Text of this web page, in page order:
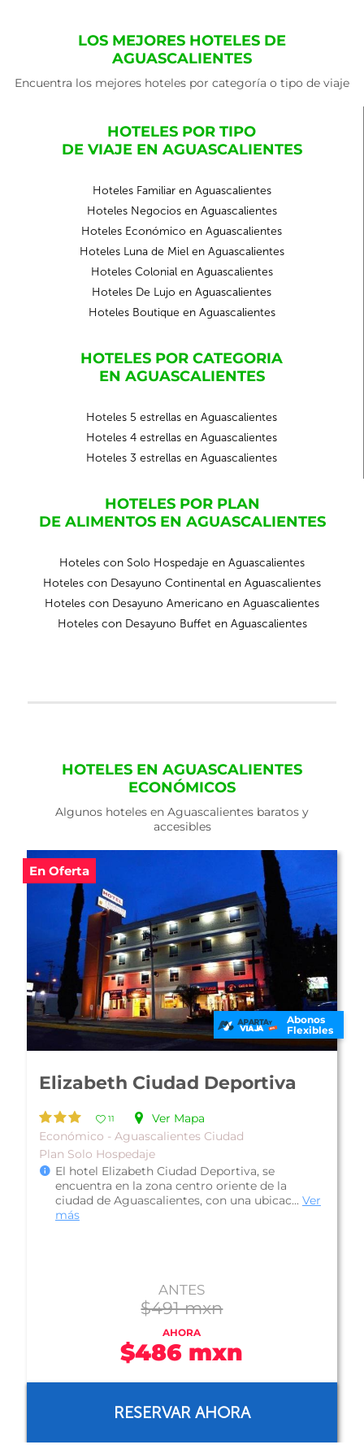
LOS MEJORES HOTELES DE
AGUASCALIENTES
Encuentra los mejores hoteles por categoría o tipo de viaje
HOTELES POR TIPO
DE VIAJE EN AGUASCALIENTES
Hoteles Familiar en Aguascalientes
Hoteles Negocios en Aguascalientes
Hoteles Económico en Aguascalientes
Hoteles Luna de Miel en Aguascalientes
Hoteles Colonial en Aguascalientes
Hoteles De Lujo en Aguascalientes
Hoteles Boutique en Aguascalientes
HOTELES POR CATEGORIA
EN AGUASCALIENTES
Hoteles 5 estrellas en Aguascalientes
Hoteles 4 estrellas en Aguascalientes
Hoteles 3 estrellas en Aguascalientes
HOTELES POR PLAN
DE ALIMENTOS EN AGUASCALIENTES
Hoteles con Solo Hospedaje en Aguascalientes
Hoteles con Desayuno Continental en Aguascalientes
Hoteles con Desayuno Americano en Aguascalientes
Hoteles con Desayuno Buffet en Aguascalientes
HOTELES EN AGUASCALIENTES
ECONÓMICOS
Algunos hoteles en Aguascalientes baratos y
accesibles
En Oferta
Abonos
Flexibles
Elizabeth Ciudad Deportiva
11
Ver Mapa
Económico - Aguascalientes Ciudad
Plan Solo Hospedaje
El hotel Elizabeth Ciudad Deportiva, se
encuentra en la zona centro oriente de la
ciudad de Aguascalientes, con una ubicac... Ver
más
ANTES
$491 mxn
AHORA
$486 mxn
RESERVAR AHORA